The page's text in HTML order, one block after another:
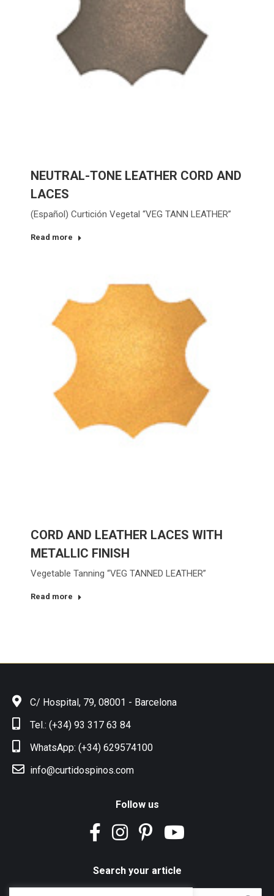
NEUTRAL-TONE LEATHER CORD AND
LACES
(Español) Curtición Vegetal “VEG TANN LEATHER”
Read more
CORD AND LEATHER LACES WITH
METALLIC FINISH
Vegetable Tanning “VEG TANNED LEATHER”
Read more
C/ Hospital, 79, 08001 - Barcelona
Tel.: (+34) 93 317 63 84
WhatsApp: (+34) 629574100
info@curtidospinos.com
Follow us
Search your article